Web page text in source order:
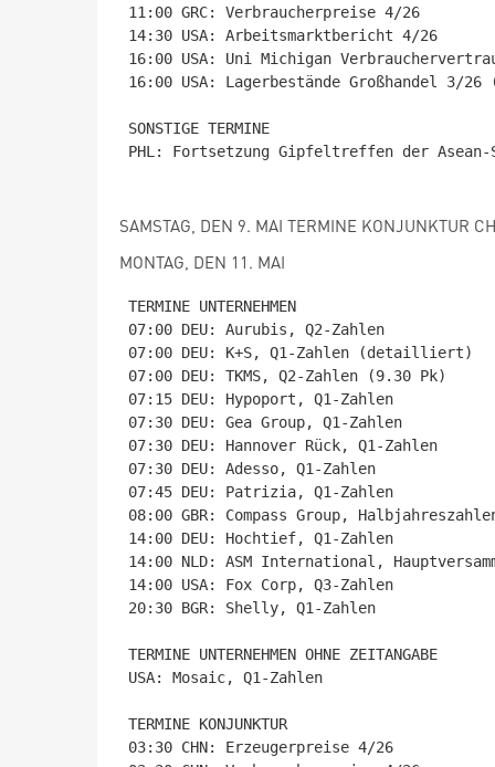
11:00 GRC: Verbraucherpreise 4/26
14:30 USA: Arbeitsmarktbericht 4/26
16:00 USA: Uni Michigan
16:00 USA: Lagerbestände Großhandel 3/
SONSTIGE TERMINE
PHL: Fortsetzung Gipfeltreffen der Asean-
SAMSTAG, DEN 9. MAI TERMINE KONJUNKTUR
MONTAG, DEN 11. MAI
TERMINE UNTERNEHMEN
07:00 DEU: Aurubis, Q2-Zahlen
07:00 DEU: K+S, Q1-Zahlen (detailliert)
07:00 DEU: TKMS, Q2-Zahlen (9.30 Pk)
07:15 DEU: Hypoport, Q1-Zahlen
07:30 DEU: Gea Group, Q1-Zahlen
07:30 DEU: Hannover Rück, Q1-Zahlen
07:30 DEU: Adesso, Q1-Zahlen
07:45 DEU: Patrizia, Q1-Zahlen
08:00 GBR: Compass Group,
14:00 DEU: Hochtief, Q1-Zahlen
14:00 NLD: ASM International,
14:00 USA: Fox Corp, Q3-Zahlen
20:30 BGR: Shelly, Q1-Zahlen
TERMINE UNTERNEHMEN OHNE ZEITANGABE
USA: Mosaic, Q1-Zahlen
TERMINE KONJUNKTUR
03:30 CHN: Erzeugerpreise 4/26